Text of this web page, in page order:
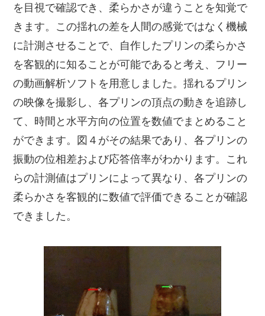
を目視で確認でき、柔らかさが違うことを知覚で
きます。この揺れの差を人間の感覚ではなく機械
に計測させることで、自作したプリンの柔らかさ
を客観的に知ることが可能であると考え、フリー
の動画解析ソフトを用意しました。揺れるプリン
の映像を撮影し、各プリンの頂点の動きを追跡し
て、時間と水平方向の位置を数値でまとめること
ができます。図４がその結果であり、各プリンの
振動の位相差および応答倍率がわかります。これ
らの計測値はプリンによって異なり、各プリンの
柔らかさを客観的に数値で評価できることが確認
できました。